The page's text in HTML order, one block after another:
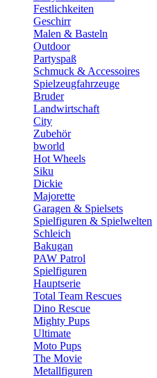
Festlichkeiten
Geschirr
Malen & Basteln
Outdoor
Partyspaß
Schmuck & Accessoires
Spielzeugfahrzeuge
Bruder
Landwirtschaft
City
Zubehör
bworld
Hot Wheels
Siku
Dickie
Majorette
Garagen & Spielsets
Spielfiguren & Spielwelten
Schleich
Bakugan
PAW Patrol
Spielfiguren
Hauptserie
Total Team Rescues
Dino Rescue
Mighty Pups
Ultimate
Moto Pups
The Movie
Metallfiguren